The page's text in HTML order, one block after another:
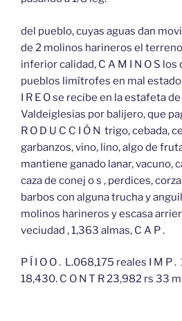
del pueblo, cuyas aguas dan
de 2 molinos harineros el
inferior calidad, C A M I N O S
pueblos limítrofes en mal estado
I R E O se recibe en la estafeta
Valdeiglesias por balijero, que
R O D U C C I Ó N trigo, cebada,
garbanzos, vino, lino, algo de
mantiene ganado lanar, vacuno,
caza de conej o s , perdices,
barbos con alguna trucha y
molinos harineros y escasa
veciudad , 1,363 almas, C A P .
P Í I O O . L.068,175 reales I M P .
18,430. C O N T R 23,982 rs 33